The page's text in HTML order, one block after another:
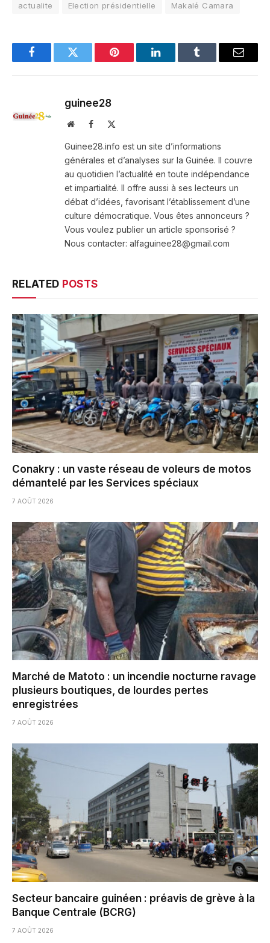
actualite Election présidentielle Makalé Camara
FacebookTwitter Pinterest LinkedInTumblr Email
guinee28
WebsiteFacebook
Guinee28.info est un site d’informations
générales et d’analyses sur la Guinée. Il couvre
au quotidien l’actualité en toute indépendance
et impartialité. Il offre aussi à ses lecteurs un
débat d’idées, favorisant l’établissement d’une
culture démocratique. Vous êtes annonceurs ?
Vous voulez publier un article sponsorisé ?
Nous contacter: alfaguinee28@gmail.com
RELATED POSTS
Conakry : un vaste réseau de voleurs de motos
démantelé par les Services spéciaux
7 AOÛT 2026
Marché de Matoto : un incendie nocturne ravage
plusieurs boutiques, de lourdes pertes
enregistrées
7 AOÛT 2026
Secteur bancaire guinéen : préavis de grève à la
Banque Centrale (BCRG)
7 AOÛT 2026